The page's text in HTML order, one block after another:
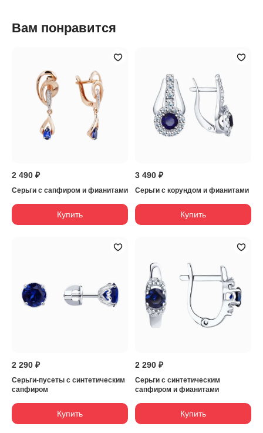
Вам понравится
2 490 ₽
Серьги с сапфиром и фианитами
Купить
3 490 ₽
Серьги с корундом и фианитами
Купить
2 290 ₽
Серьги-пусеты с синтетическим
сапфиром
Купить
2 290 ₽
Серьги с синтетическим
сапфиром и фианитами
Купить